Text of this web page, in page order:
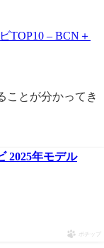
TOP10 – BCN＋
ことが分かってき
2025年モデル
ポチップ